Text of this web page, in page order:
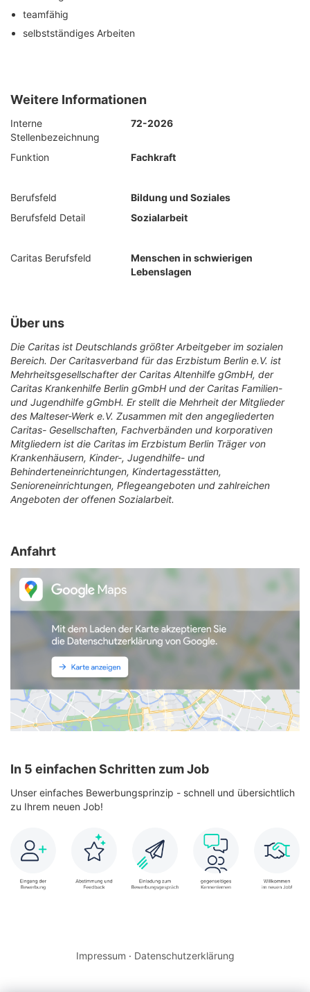
teamfähig
selbstständiges Arbeiten
Weitere Informationen
Interne
Stellenbezeichnung
72-2026
Funktion Fachkraft
Berufsfeld
Bildung und Soziales
Berufsfeld Detail
Sozialarbeit
Caritas Berufsfeld
Menschen in schwierigen
Lebenslagen
Über uns
Die Caritas ist Deutschlands größter Arbeitgeber im sozialen
Bereich. Der Caritasverband für das Erzbistum Berlin e.V. ist
Mehrheitsgesellschafter der Caritas Altenhilfe gGmbH, der
Caritas Krankenhilfe Berlin gGmbH und der Caritas Familien-
und Jugendhilfe gGmbH. Er stellt die Mehrheit der Mitglieder
des Malteser-Werk e.V. Zusammen mit den angegliederten
Caritas- Gesellschaften, Fachverbänden und korporativen
Mitgliedern ist die Caritas im Erzbistum Berlin Träger von
Krankenhäusern, Kinder-, Jugendhilfe- und
Behinderteneinrichtungen, Kindertagesstätten,
Senioreneinrichtungen, Pflegeangeboten und zahlreichen
Angeboten der offenen Sozialarbeit.
Anfahrt
In 5 einfachen Schritten zum Job
Unser einfaches Bewerbungsprinzip - schnell und übersichtlich
zu Ihrem neuen Job!
Impressum · Datenschutzerklärung